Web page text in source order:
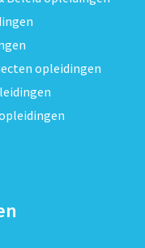
opleidingen